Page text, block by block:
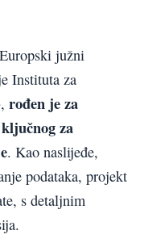
južni
Instituta za
rođen je za
za
. Kao naslijeđe,
podataka, projekt
s detaljnim